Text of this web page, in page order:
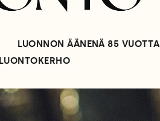
LUONNON ÄÄNENÄ 85 VUOTTA
LUONTOKERHO